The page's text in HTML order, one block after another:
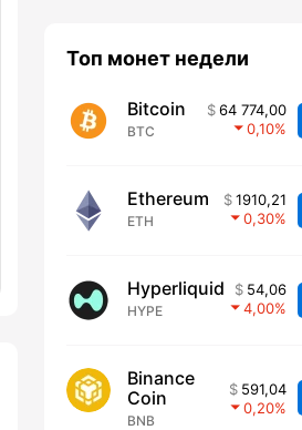
Топ монет недели
Bitcoin
BTC
64 774,00
0,10
Ethereum
ETH
1910,21
0,30
Hyperliquid
HYPE
54,06
4,00
Binance
Coin
BNB
591,04
0,20